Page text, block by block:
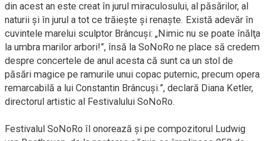
din acest an este creat în jurul miraculosului, al păsărilor, al
naturii și în jurul a tot ce trăiește și renaște. Există adevăr în
cuvintele marelui sculptor Brâncuși: „Nimic nu se poate înălţa
la umbra marilor arbori!”, însă la SoNoRo ne place să credem
despre concertele de anul acesta că sunt ca un stol de
păsări magice pe ramurile unui copac puternic, precum opera
remarcabilă a lui Constantin Brâncuși.”, declară Diana Ketler,
directorul artistic al Festivalului SoNoRo.
Festivalul SoNoRo îl onorează și pe compozitorul Ludwig